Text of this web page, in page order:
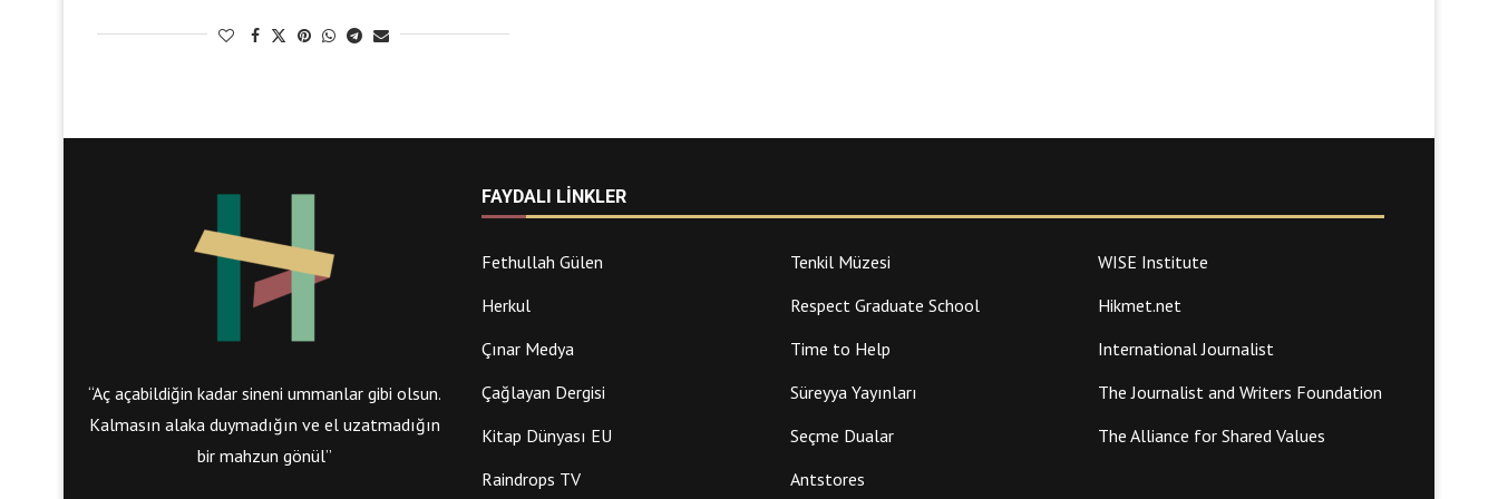
“Aç açabildiğin kadar sineni ummanlar gibi olsun.
Kalmasın alaka duymadığın ve el uzatmadığın
bir mahzun gönül”
FAYDALI LINKLER
Fethullah Gülen Tenkil Müzesi
WISE Institute
Herkul
Respect Graduate School
Hikmet.net
Çınar Medya
Time to Help
International Journalist
Çağlayan Dergisi
Süreyya Yayınları
The Journalist and Writers Foundation
Kitap Dünyası EU
Seçme Dualar
The Alliance for Shared Values
Raindrops TV
Antstores